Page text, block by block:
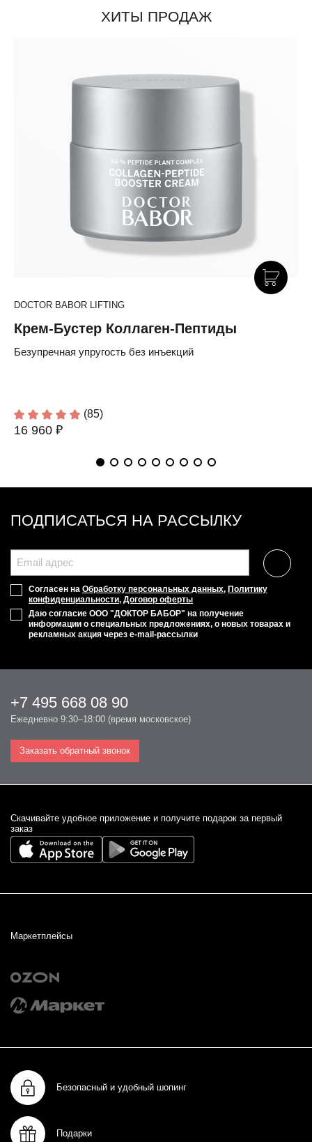
ХИТЫ ПРОДАЖ
DOCTOR BABOR LIFTING
Крем-Бустер Коллаген-Пептиды
Безупречная упругость без инъекций
(85)
16 960 ₽
ПОДПИСАТЬСЯ НА РАССЫЛКУ
Согласен на Обработку персональных данных, Политику
конфиденциальности, Договор оферты
Даю согласие ООО "ДОКТОР БАБОР" на получение
информации о специальных предложениях, о новых товарах и
рекламных акция через e-mail-рассылки
+7 495 668 08 90
Ежедневно 9:30–18:00 (время московское)
Заказать обратный звонок
Cкачивайте удобное приложение и получите подарок за первый
заказ
Маркетплейсы
Безопасный и удобный шопинг
Подарки